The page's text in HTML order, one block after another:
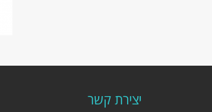
יצירת קשר